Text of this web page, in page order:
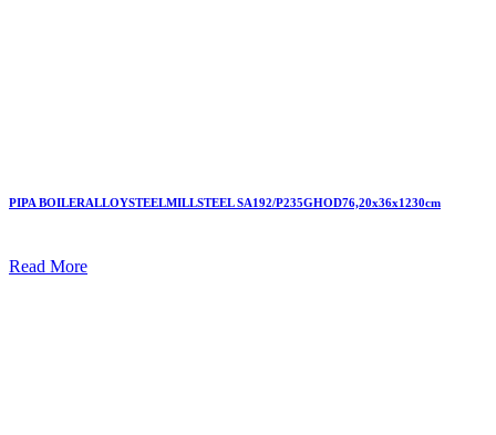
PIPA BOILERALLOYSTEELMILLSTEEL SA192/P235GHOD76,20x36x1230cm
Read More